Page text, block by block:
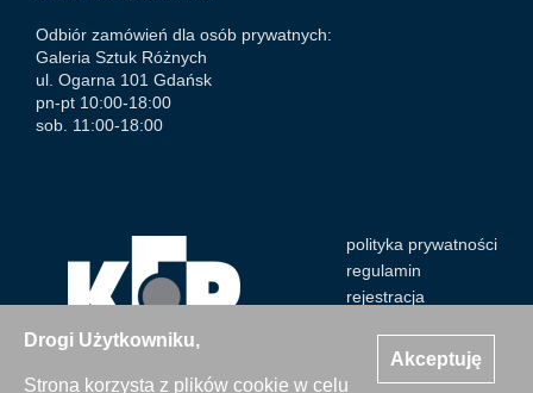
Akceptuję
Drogi Użytkowniku,
Strona korzysta z plików cookie w celu
Odbiór zamówień dla osób prywatnych:
Galeria Sztuk Różnych
ul. Ogarna 101 Gdańsk
pn-pt 10:00-18:00
sob. 11:00-18:00
polityka prywatności
regulamin
rejestracja